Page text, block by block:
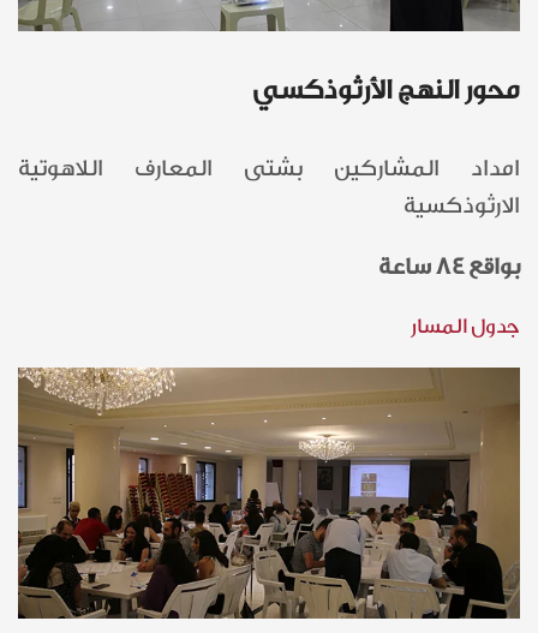
محور النهج الأرثوذكسي
امداد المشاركين بشتى المعارف اللاهوتية
الارثوذكسية
بواقع 84 ساعة
جدول المسار